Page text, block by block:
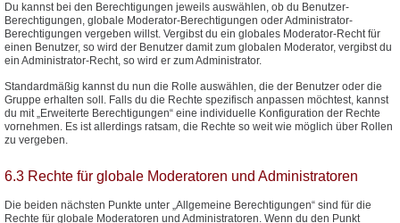
Du kannst bei den Berechtigungen jeweils auswählen, ob du Benutzer-
Berechtigungen, globale Moderator-Berechtigungen oder Administrator-
Berechtigungen vergeben willst. Vergibst du ein globales Moderator-Recht für
einen Benutzer, so wird der Benutzer damit zum globalen Moderator, vergibst du
ein Administrator-Recht, so wird er zum Administrator.
Standardmäßig kannst du nun die Rolle auswählen, die der Benutzer oder die
Gruppe erhalten soll. Falls du die Rechte spezifisch anpassen möchtest, kannst
du mit „Erweiterte Berechtigungen“ eine individuelle Konfiguration der Rechte
vornehmen. Es ist allerdings ratsam, die Rechte so weit wie möglich über Rollen
zu vergeben.
6.3 Rechte für globale Moderatoren und Administratoren
Die beiden nächsten Punkte unter „Allgemeine Berechtigungen“ sind für die
Rechte für globale Moderatoren und Administratoren. Wenn du den Punkt